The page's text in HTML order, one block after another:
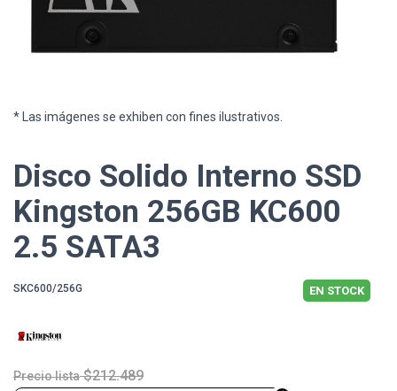
* Las imágenes se exhiben con fines ilustrativos.
Disco Solido Interno SSD
Kingston 256GB KC600
2.5 SATA3
SKC600/256G EN STOCK
Precio lista $212.489